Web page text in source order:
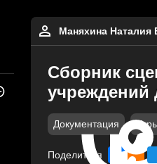
Маняхина Наталия
Сборник
учреждений
Документация
Поделиться